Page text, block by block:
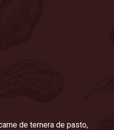
de ternera de pasto,